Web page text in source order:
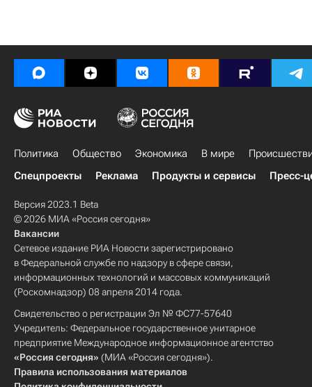
Политика Общество Экономика В мире
Спецпроекты
Реклама Продукты и сервисы Пресс-
Версия 2023.1 Beta
© 2026 МИА «Россия сегодня»
Вакансии
Сетевое издание РИА Новости зарегистрировано
в Федеральной службе по надзору в сфере связи,
информационных технологий и массовых коммуникаций
(Роскомнадзор) 08 апреля 2014 года.
Свидетельство о регистрации Эл № ФС77-57640
Учредитель: Федеральное государственное унитарное
предприятие Международное информационное агентство
«Россия сегодня» (МИА «Россия сегодня»).
Правила использования материалов